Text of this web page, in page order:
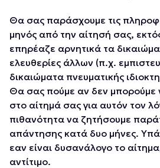
Θα σας παράσχουμε τις
μηνός από την αίτησή σας,
επηρέαζε αρνητικά τα
ελευθερίες άλλων (π.χ.
δικαιώματα πνευματικής
Θα σας πούμε αν δεν μπορούμε
στο αίτημά σας για αυτόν τον
πιθανότητα να ζητήσουμε
απάντησης κατά δυο μήνες.
εαν είναι δυσανάλογο το
αντίτιμο.